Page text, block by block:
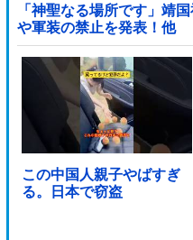
「神聖なる場所です」靖
や軍装の禁止を発表！他
この中国人親子やばすぎ
る。日本で窃盗